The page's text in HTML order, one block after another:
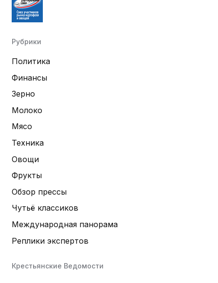
Рубрики
Политика
Финансы
Зерно
Молоко
Мясо
Техника
Овощи
Фрукты
Обзор прессы
Чутьё классиков
Международная панорама
Реплики экспертов
Крестьянские Ведомости